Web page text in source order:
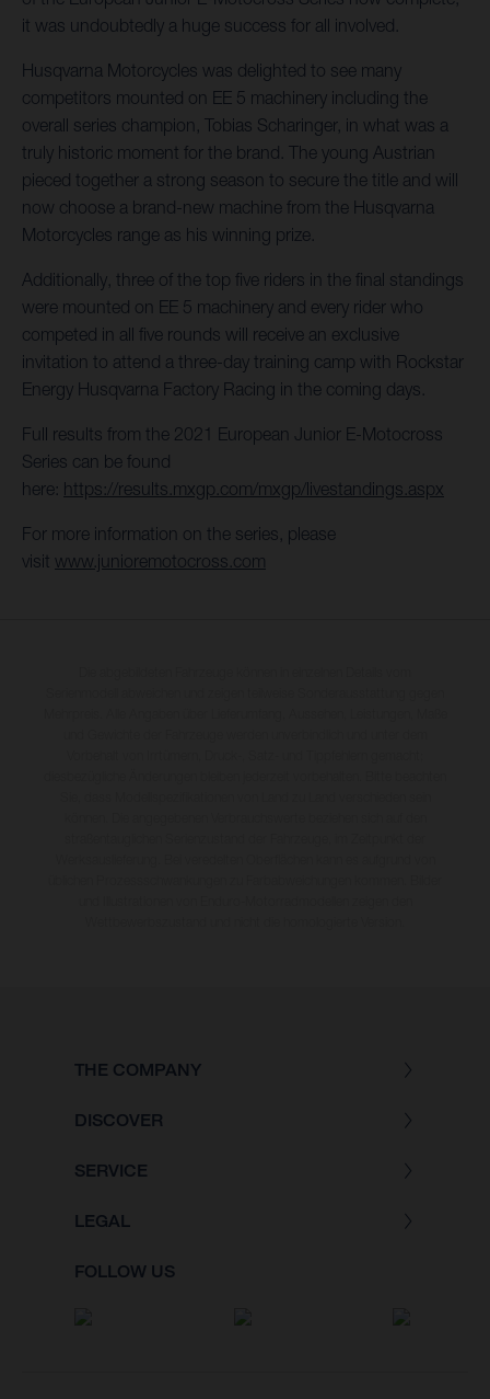
it was undoubtedly a huge success for all involved.
Husqvarna Motorcycles was delighted to see many
competitors mounted on EE 5 machinery including the
overall series champion, Tobias Scharinger, in what was a
truly historic moment for the brand. The young Austrian
pieced together a strong season to secure the title and will
now choose a brand-new machine from the Husqvarna
Motorcycles range as his winning prize.
Additionally, three of the top five riders in the final standings
were mounted on EE 5 machinery and every rider who
competed in all five rounds will receive an exclusive
invitation to attend a three-day training camp with Rockstar
Energy Husqvarna Factory Racing in the coming days.
Full results from the 2021 European Junior E-Motocross
Series can be found
here: https://results.mxgp.com/mxgp/livestandings.aspx
For more information on the series, please
visit www.junioremotocross.com
THE COMPANY
DISCOVER
SERVICE
LEGAL
FOLLOW US